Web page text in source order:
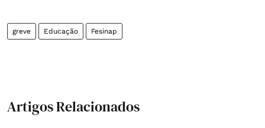
greve Educação Fesinap
Artigos Relacionados